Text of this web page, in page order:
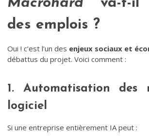
Macrohard va-t-il
des emplois ?
Oui ! c’est l’un des enjeux sociaux et
débattus du projet. Voici comment :
1. Automatisation des
logiciel
Si une entreprise entièrement IA peut :